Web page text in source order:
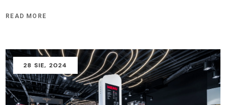
READ MORE
28 SIE, 2024